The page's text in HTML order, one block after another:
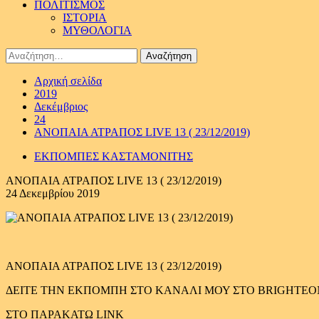
ΠΟΛΙΤΙΣΜΟΣ
ΙΣΤΟΡΙΑ
ΜΥΘΟΛΟΓΙΑ
Αναζήτηση
για:
Αρχική σελίδα
2019
Δεκέμβριος
24
ΑΝΟΠΑΙΑ ΑΤΡΑΠΟΣ LIVE 13 ( 23/12/2019)
ΕΚΠΟΜΠΕΣ ΚΑΣΤΑΜΟΝΙΤΗΣ
ΑΝΟΠΑΙΑ ΑΤΡΑΠΟΣ LIVE 13 ( 23/12/2019)
24 Δεκεμβρίου 2019
ΑΝΟΠΑΙΑ ΑΤΡΑΠΟΣ LIVE 13 ( 23/12/2019)
ΔΕΙΤΕ ΤΗΝ ΕΚΠΟΜΠΗ ΣΤΟ ΚΑΝΑΛΙ ΜΟΥ ΣΤΟ
ΣΤΟ ΠΑΡΑΚΑΤΩ LINK